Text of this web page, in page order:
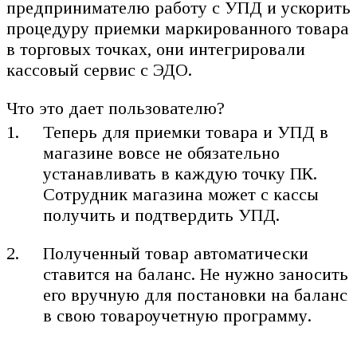
предпринимателю работу с УПД и ускорить
процедуру приемки маркированного товара
в торговых точках, они интегрировали
кассовый сервис с ЭДО.
Что это дает пользователю?
Теперь для приемки товара и УПД в
магазине вовсе не обязательно
устанавливать в каждую точку ПК.
Сотрудник магазина может с кассы
получить и подтвердить УПД.
Полученный товар автоматически
ставится на баланс. Не нужно заносить
его вручную для постановки на баланс
в свою товароучетную программу.